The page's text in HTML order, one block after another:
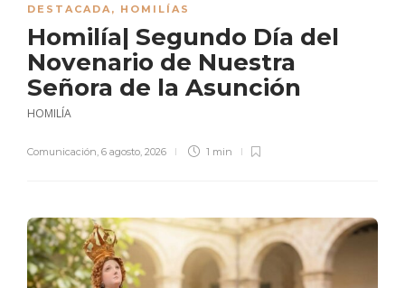
DESTACADA, HOMILÍAS
Homilía| Segundo Día del
Novenario de Nuestra
Señora de la Asunción
HOMILÍA
Comunicación, 6 agosto, 2026 1 min